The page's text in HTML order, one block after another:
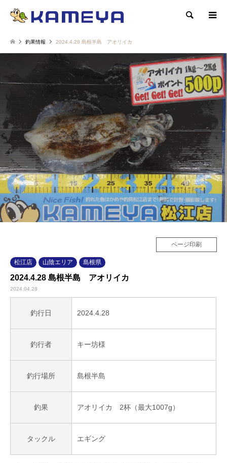
検索
釣果情報 2024.4.28 島根半島 アオリイカ
ページ印刷
松江店 山陰エリア 島根県
2024.4.28 島根半島 アオリイカ
2024.04.28
釣行日 2024.4.28
釣行者 キー坊様
釣行場所 島根半島
釣果 アオリイカ 2杯（最大1007g）
タックル エギング